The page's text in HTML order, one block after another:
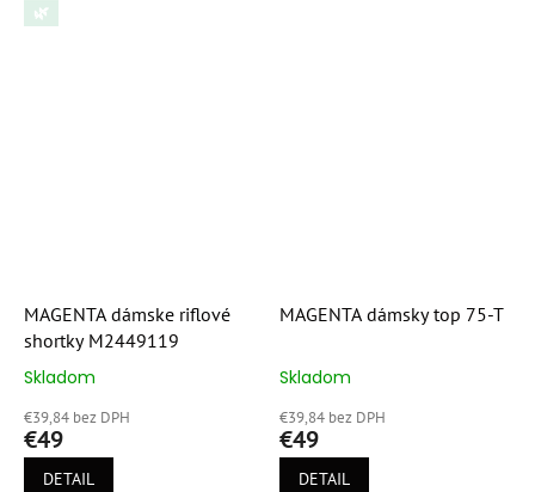
🌿
MAGENTA dámske riflové
shortky M2449119
Priemerné
produktu
je
5,0
Skladom
€39,84 bez DPH
€49
DETAIL
MAGENTA dámsky top 75-T
Priemerné
produktu
je
5,0
Skladom
€39,84 bez DPH
€49
DETAIL